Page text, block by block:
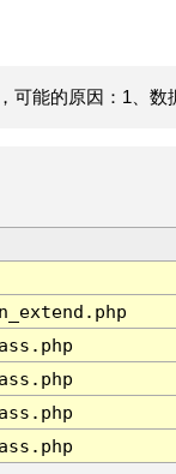
可能的原因：1、数